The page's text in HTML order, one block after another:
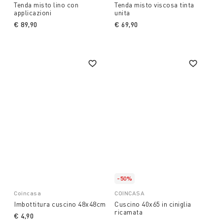
Tenda misto lino con
applicazioni
€ 89,90
Tenda misto viscosa tinta
unita
€ 69,90
Coincasa
Imbottitura cuscino 48x48cm
€ 4,90
-50%
COINCASA
Cuscino 40x65 in ciniglia
ricamata